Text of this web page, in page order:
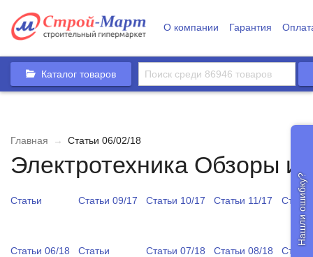
О компании Гарантия
Каталог товаров
Главная → Статьи 06/02/18
Электротехника Обзоры и
Статьи Статьи 09/17 Статьи 10/17 Статьи 11/17
Статьи 06/18
Статьи
Статьи 07/18 Статьи 08/18
Нашли ошибку?